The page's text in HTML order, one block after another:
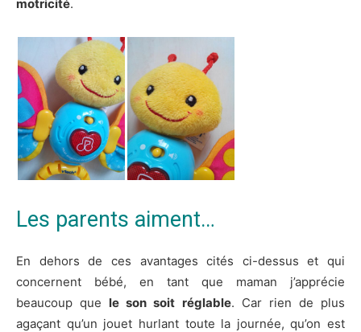
motricité.
Les parents aiment…
En dehors de ces avantages cités ci-dessus et qui
concernent bébé, en tant que maman j’apprécie
beaucoup que le son soit réglable. Car rien de plus
agaçant qu’un jouet hurlant toute la journée, qu’on est